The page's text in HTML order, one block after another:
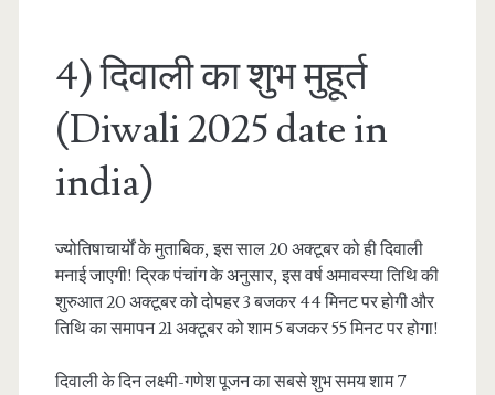
4) दिवाली का शुभ मुहूर्त
(Diwali 2025 date in
india)
ज्योतिषाचार्यों के मुताबिक, इस साल 20 अक्टूबर को ही दिवाली
मनाई जाएगी! द्रिक पंचांग के अनुसार, इस वर्ष अमावस्या तिथि की
शुरुआत 20 अक्टूबर को दोपहर 3 बजकर 44 मिनट पर होगी और
तिथि का समापन 21 अक्टूबर को शाम 5 बजकर 55 मिनट पर होगा!
दिवाली के दिन लक्ष्मी-गणेश पूजन का सबसे शुभ समय शाम 7